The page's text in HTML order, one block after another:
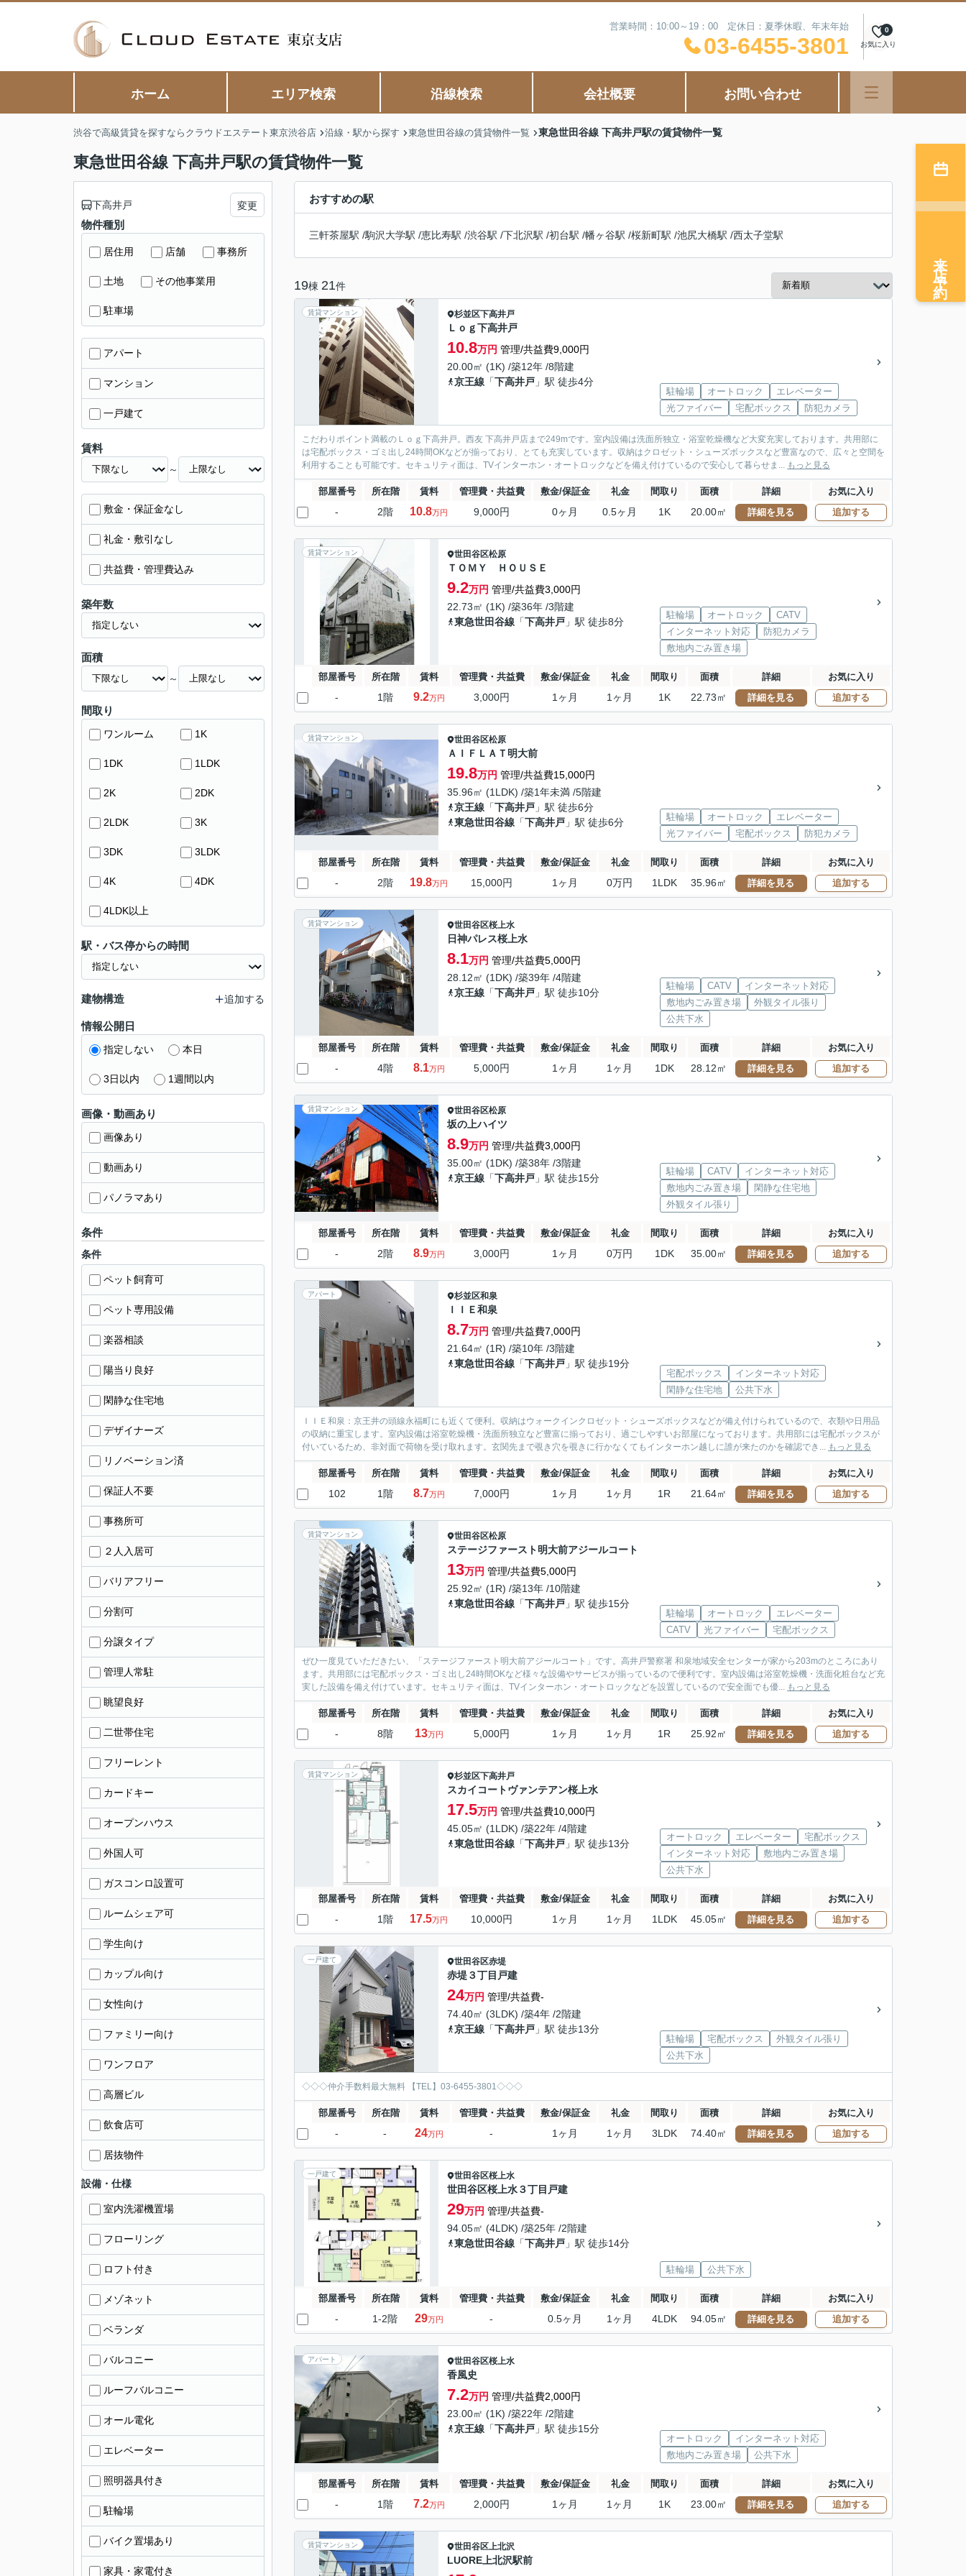
営業時間：10:00～19：00 定休日：夏季休暇、年末年始
03-6455-3801 お気に入り
0
ホーム エリア検索 沿線検索 会社概要 お問い合わせ
渋谷で高級賃貸を探すならクラウドエステート東京渋谷店 沿線・駅から探す 東急世田谷線の賃貸物件一覧 東急世田谷線 下高井戸駅の賃貸物件一覧
東急世田谷線 下高井戸駅の賃貸物件一覧
おすすめの駅
三軒茶屋駅 /駒沢大学駅 /恵比寿駅 /渋谷駅 /下北沢駅 /初台駅 /幡ヶ谷駅 /桜新町駅 /池尻大橋駅 /西太子堂駅
19棟 21件
賃貸マンション 杉並区下高井戸
Ｌｏｇ下高井戸
10.8万円 管理/共益費9,000円
20.00㎡ (1K) /築12年 /8階建
京王線 「下高井戸 」駅 徒歩4分
駐輪場 オートロック
エレベーター
光ファイバー
宅配ボックス 防犯カメラ
こだわりポイント満載のＬｏｇ下高井戸。西友 下高井戸店まで249mです。室内設備は洗面所独立・浴室乾燥機など大変充実しております。共用部に
は宅配ボックス・ゴミ出し24時間OKなどが揃っており、とても充実しています。収納はクロゼット・シューズボックスなど豊富なので、広々と空間を
利用することも可能です。セキュリティ面は、TVインターホン・オートロックなどを備え付けているので安心して暮らせま... もっと見る
部屋番号 所在階 賃料 管理費・共益費 敷金/保証金 礼金 間取り 面積 詳細 お気に入り
- 2階 10.8万円 9,000円 0ヶ月 0.5ヶ月 1K 20.00㎡ 詳細を見る 追加する
賃貸マンション 世田谷区松原
ＴＯＭＹ ＨＯＵＳＥ
9.2万円 管理/共益費3,000円
22.73㎡ (1K) /築36年 /3階建
東急世田谷線 「下高井戸 」駅 徒歩8分
駐輪場 オートロック
CATV
インターネット対応
防犯カメラ
敷地内ごみ置き場
部屋番号 所在階 賃料 管理費・共益費 敷金/保証金 礼金 間取り 面積 詳細 お気に入り
- 1階 9.2万円 3,000円 1ヶ月 1ヶ月 1K 22.73㎡ 詳細を見る 追加する
賃貸マンション 世田谷区松原
ＡＩＦＬＡＴ明大前
19.8万円 管理/共益費15,000円
35.96㎡ (1LDK) /築1年未満 /5階建
京王線 「下高井戸 」駅 徒歩6分
東急世田谷線 「下高井戸 」駅 徒歩6分 駐輪場 オートロック
エレベーター
光ファイバー
宅配ボックス 防犯カメラ
部屋番号 所在階 賃料 管理費・共益費 敷金/保証金 礼金 間取り 面積 詳細 お気に入り
- 2階 19.8万円 15,000円 1ヶ月 0万円 1LDK 35.96㎡ 詳細を見る 追加する
賃貸マンション 世田谷区桜上水
日神パレス桜上水
8.1万円 管理/共益費5,000円
28.12㎡ (1DK) /築39年 /4階建
京王線 「下高井戸 」駅 徒歩10分
駐輪場 CATV
インターネット対応
敷地内ごみ置き場
外観タイル張り
公共下水
部屋番号 所在階 賃料 管理費・共益費 敷金/保証金 礼金 間取り 面積 詳細 お気に入り
- 4階 8.1万円 5,000円 1ヶ月 1ヶ月 1DK 28.12㎡ 詳細を見る 追加する
賃貸マンション 世田谷区松原
坂の上ハイツ
8.9万円 管理/共益費3,000円
35.00㎡ (1DK) /築38年 /3階建
京王線 「下高井戸 」駅 徒歩15分
駐輪場 CATV
インターネット対応
敷地内ごみ置き場
閑静な住宅地
外観タイル張り
部屋番号 所在階 賃料 管理費・共益費 敷金/保証金 礼金 間取り 面積 詳細 お気に入り
- 2階 8.9万円 3,000円 1ヶ月 0万円 1DK 35.00㎡ 詳細を見る 追加する
アパート 杉並区和泉
ＩＩＥ和泉
8.7万円 管理/共益費7,000円
21.64㎡ (1R) /築10年 /3階建
東急世田谷線 「下高井戸 」駅 徒歩19分
宅配ボックス
インターネット対応
閑静な住宅地
公共下水
ＩＩＥ和泉：京王井の頭線永福町にも近くて便利。収納はウォークインクロゼット・シューズボックスなどが備え付けられているので、衣類や日用品
の収納に重宝します。室内設備は浴室乾燥機・洗面所独立など豊富に揃っており、過ごしやすいお部屋になっております。共用部には宅配ボックスが
付いているため、非対面で荷物を受け取れます。玄関先まで覗き穴を覗きに行かなくてもインターホン越しに誰が来たのかを確認でき... もっと見る
部屋番号 所在階 賃料 管理費・共益費 敷金/保証金 礼金 間取り 面積 詳細 お気に入り
102 1階 8.7万円 7,000円 1ヶ月 1ヶ月 1R 21.64㎡ 詳細を見る 追加する
賃貸マンション 世田谷区松原
ステージファースト明大前アジールコート
13万円 管理/共益費5,000円
25.92㎡ (1R) /築13年 /10階建
東急世田谷線 「下高井戸 」駅 徒歩15分
駐輪場 オートロック
エレベーター
CATV
光ファイバー 宅配ボックス
ぜひ一度見ていただきたい、「ステージファースト明大前アジールコート」です。高井戸警察署 和泉地域安全センターが家から203mのところにあり
ます。共用部には宅配ボックス・ゴミ出し24時間OKなど様々な設備やサービスが揃っているので便利です。室内設備は浴室乾燥機・洗面化粧台など充
実した設備を備え付けています。セキュリティ面は、TVインターホン・オートロックなどを設置しているので安全面でも優... もっと見る
部屋番号 所在階 賃料 管理費・共益費 敷金/保証金 礼金 間取り 面積 詳細 お気に入り
- 8階 13万円 5,000円 1ヶ月 1ヶ月 1R 25.92㎡ 詳細を見る 追加する
賃貸マンション 杉並区下高井戸
スカイコートヴァンテアン桜上水
17.5万円 管理/共益費10,000円
45.05㎡ (1LDK) /築22年 /4階建
東急世田谷線 「下高井戸 」駅 徒歩13分
オートロック エレベーター
宅配ボックス
インターネット対応
敷地内ごみ置き場
公共下水
部屋番号 所在階 賃料 管理費・共益費 敷金/保証金 礼金 間取り 面積 詳細 お気に入り
- 1階 17.5万円 10,000円 1ヶ月 1ヶ月 1LDK 45.05㎡ 詳細を見る 追加する
一戸建て 世田谷区赤堤
赤堤３丁目戸建
24万円 管理/共益費-
74.40㎡ (3LDK) /築4年 /2階建
京王線 「下高井戸 」駅 徒歩13分
駐輪場 宅配ボックス
外観タイル張り
公共下水
◇◇◇仲介手数料最大無料 【TEL】03-6455-3801◇◇◇
部屋番号 所在階 賃料 管理費・共益費 敷金/保証金 礼金 間取り 面積 詳細 お気に入り
- - 24万円 - 1ヶ月 1ヶ月 3LDK 74.40㎡ 詳細を見る 追加する
一戸建て 世田谷区桜上水
世田谷区桜上水３丁目戸建
29万円 管理/共益費-
94.05㎡ (4LDK) /築25年 /2階建
東急世田谷線 「下高井戸 」駅 徒歩14分
駐輪場 公共下水
部屋番号 所在階 賃料 管理費・共益費 敷金/保証金 礼金 間取り 面積 詳細 お気に入り
- 1-2階 29万円 - 0.5ヶ月 1ヶ月 4LDK 94.05㎡ 詳細を見る 追加する
アパート 世田谷区桜上水
香風史
7.2万円 管理/共益費2,000円
23.00㎡ (1K) /築22年 /2階建
京王線 「下高井戸 」駅 徒歩15分
オートロック
インターネット対応
敷地内ごみ置き場
公共下水
部屋番号 所在階 賃料 管理費・共益費 敷金/保証金 礼金 間取り 面積 詳細 お気に入り
- 1階 7.2万円 2,000円 1ヶ月 1ヶ月 1K 23.00㎡ 詳細を見る 追加する
賃貸マンション 世田谷区上北沢
LUORE上北沢駅前
下高井戸 変更
物件種別
居住用 店舗 事務所
土地 その他事業用
駐車場
アパート
マンション
一戸建て
賃料
～
敷金・保証金なし
礼金・敷引なし
共益費・管理費込み
築年数
面積
～
間取り
ワンルーム 1K
1DK 1LDK
2K 2DK
2LDK 3K
3DK 3LDK
4K 4DK
4LDK以上
駅・バス停からの時間
建物構造 追加する
情報公開日
指定しない 本日
3日以内 1週間以内
画像・動画あり
画像あり
動画あり
パノラマあり
条件
条件
ペット飼育可
ペット専用設備
楽器相談
陽当り良好
閑静な住宅地
デザイナーズ
リノベーション済
保証人不要
事務所可
２人入居可
バリアフリー
分割可
分譲タイプ
管理人常駐
眺望良好
二世帯住宅
フリーレント
カードキー
オープンハウス
外国人可
ガスコンロ設置可
ルームシェア可
学生向け
カップル向け
女性向け
ファミリー向け
ワンフロア
高層ビル
飲食店可
居抜物件
設備・仕様
室内洗濯機置場
フローリング
ロフト付き
メゾネット
ベランダ
バルコニー
ルーフバルコニー
オール電化
エレベーター
照明器具付き
駐輪場
バイク置場あり
家具・家電付き
来店予約